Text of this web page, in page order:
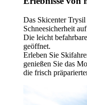
Das Skicenter
Schneesicherheit
Die leicht
geöffnet.
Erleben Sie
genießen Sie das
die frisch